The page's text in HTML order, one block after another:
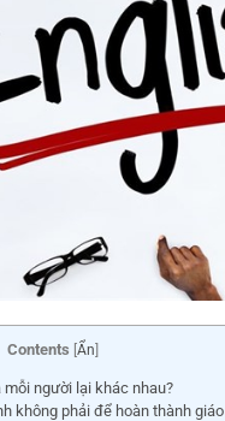
Contents [Ẩn]
người lại khác nhau?
không phải để hoàn thành